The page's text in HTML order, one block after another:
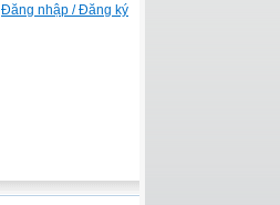
Đăng nhập / Đăng ký